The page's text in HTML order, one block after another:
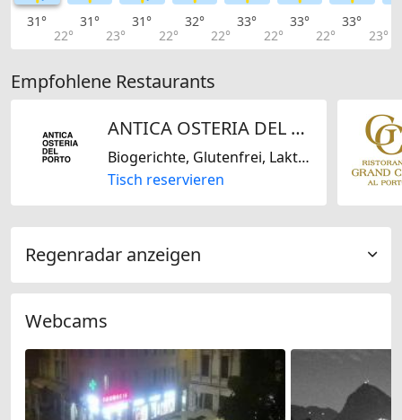
31°
22°
31°
23°
31°
22°
32°
22°
33°
22°
33°
22°
33°
23°
Empfohlene Restaurants
ANTICA OSTERIA DEL PORTO
Biogerichte, Glutenfrei, Laktosefrei, Nussfrei, Italienisch, Schweizerisch
Tisch reservieren
Regenradar anzeigen
Webcams